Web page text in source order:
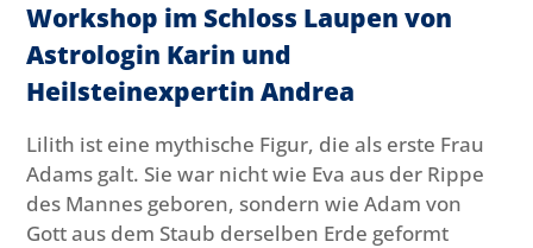
Workshop im Schloss Laupen von
Astrologin Karin und
Heilsteinexpertin Andrea
Lilith ist eine mythische Figur, die als erste Frau
Adams galt. Sie war nicht wie Eva aus der Rippe
des Mannes geboren, sondern wie Adam von
Gott aus dem Staub derselben Erde geformt